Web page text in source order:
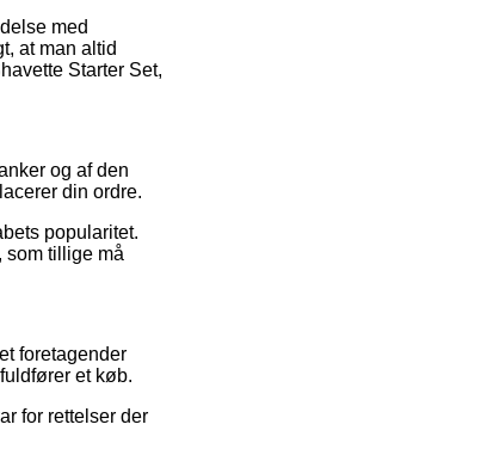
med
at man altid
Starter Set,
og af den
din ordre.
popularitet.
som tillige må
foretagender
et køb.
for rettelser der